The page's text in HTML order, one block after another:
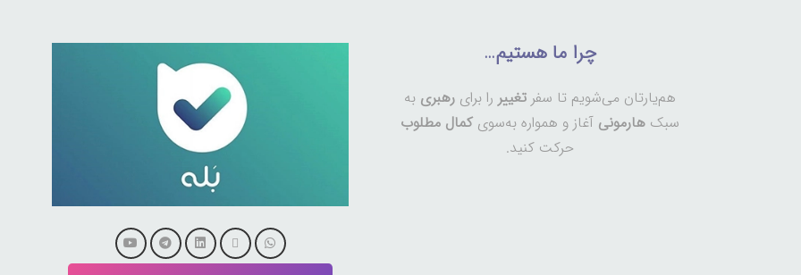
چرا ما هستیم…
هم‌یارتان می‌شویم تا سفر تغییر را برای رهبری به
سبک هارمونی آغاز و همواره به‌سوی کمال مطلوب
حرکت کنید.